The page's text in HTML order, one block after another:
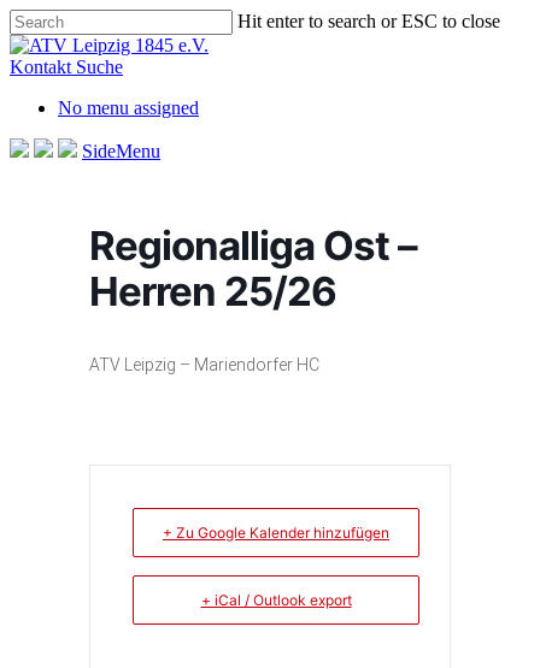
Skip
to
main
Hit enter to search or ESC to close
Close
Search
Kontakt Suche
No menu assigned
SideMenu
Regionalliga Ost –
Herren 25/26
ATV Leipzig – Mariendorfer HC
+ Zu Google Kalender hinzufügen
+ iCal / Outlook export